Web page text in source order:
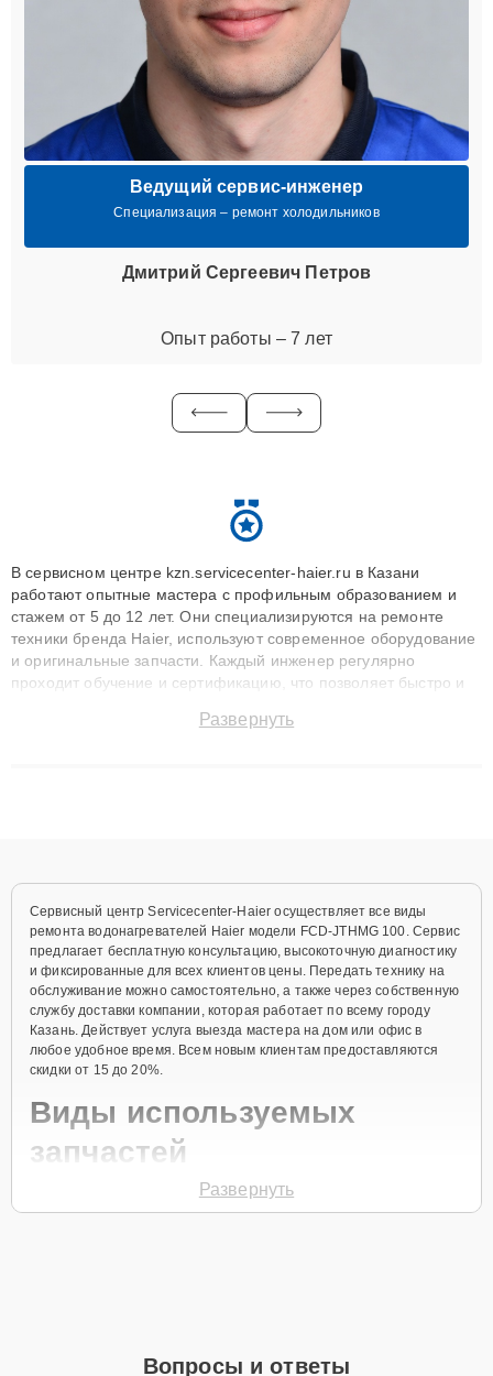
Ведущий сервис-инженер
Специализация – ремонт холодильников
Дмитрий Сергеевич Петров
Опыт работы – 7 лет
В сервисном центре kzn.servicecenter-haier.ru в Казани
работают опытные мастера с профильным образованием и
стажем от 5 до 12 лет. Они специализируются на ремонте
техники бренда Haier, используют современное оборудование
и оригинальные запчасти. Каждый инженер регулярно
проходит обучение и сертификацию, что позволяет быстро и
сохранением гарантии до 3 лет. Наши мастера решают
Развернуть
Сервисный центр Servicecenter-Haier осуществляет все виды
ремонта водонагревателей Haier модели FCD-JTHMG 100. Сервис
предлагает бесплатную консультацию, высокоточную диагностику
и фиксированные для всех клиентов цены. Передать технику на
обслуживание можно самостоятельно, а также через собственную
службу доставки компании, которая работает по всему городу
Казань. Действует услуга выезда мастера на дом или офис в
любое удобное время. Всем новым клиентам предоставляются
скидки от 15 до 20%.
Виды используемых
запчастей
Для ремонта водонагревателя модели FCD-JTHMG 100
активное использование устройства дольше
Развернуть
Вопросы и ответы